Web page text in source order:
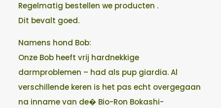
Regelmatig bestellen we producten .
Dit bevalt goed.
Namens hond Bob:
Onze Bob heeft vrij hardnekkige
darmproblemen – had als pup giardia. Al
verschillende keren is het pas echt overgegaan
na inname van de� Bio-Ron Bokashi-